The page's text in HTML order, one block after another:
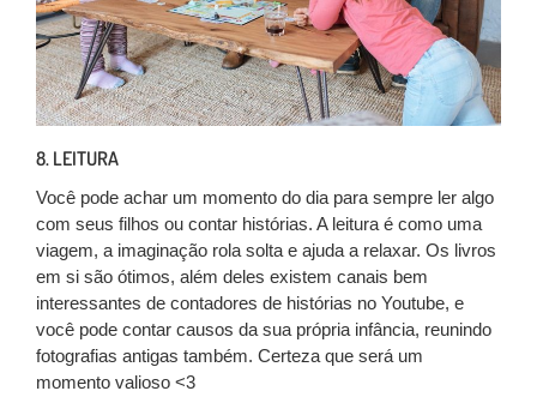
8. LEITURA
Você pode achar um momento do dia para sempre ler algo
com seus filhos ou contar histórias. A leitura é como uma
viagem, a imaginação rola solta e ajuda a relaxar. Os livros
em si são ótimos, além deles existem canais bem
interessantes de contadores de histórias no Youtube, e
você pode contar causos da sua própria infância, reunindo
fotografias antigas também. Certeza que será um
momento valioso <3